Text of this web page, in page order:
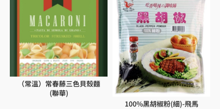
（常溫）常春藤三色貝殼麵
(聯華)
100%黑胡椒粉(細)-飛馬